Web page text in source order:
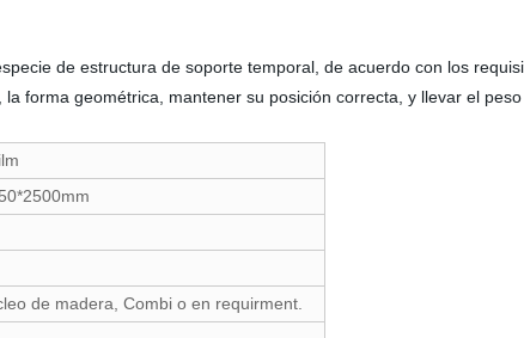
de estructura de soporte temporal, de acuerdo con los
forma geométrica, mantener su posición correcta, y llevar el
de madera, Combi o en requirment.